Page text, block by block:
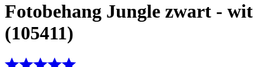
Fotobehang Jungle zwart - wit
(105411)